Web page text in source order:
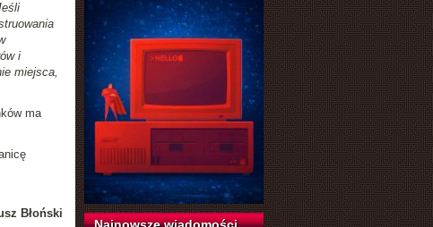
i
miejsca,
ma
Błoński